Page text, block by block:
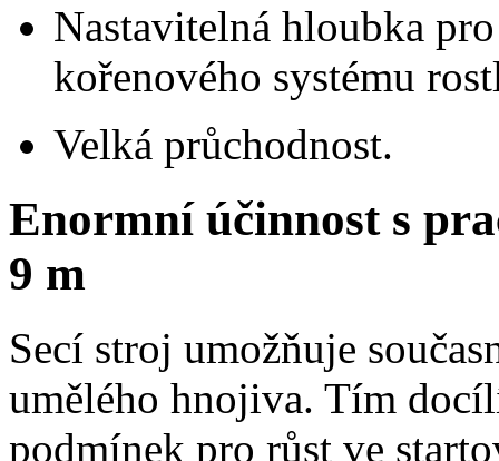
Nastavitelná hloubka
kořenového systému
Velká průchodnost.
Enormní účinnost s
9 m
Secí stroj umožňuje
umělého hnojiva. Tím
podmínek pro růst ve